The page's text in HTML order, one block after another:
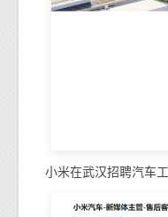
小米在武汉招聘汽车